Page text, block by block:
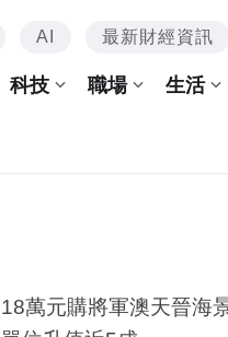
AI 最新財經資訊
科技 職場 生活